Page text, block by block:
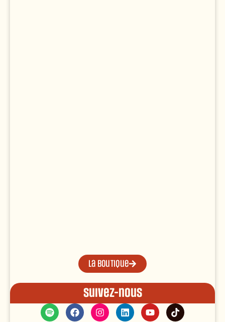
La boutique
Suivez-nous